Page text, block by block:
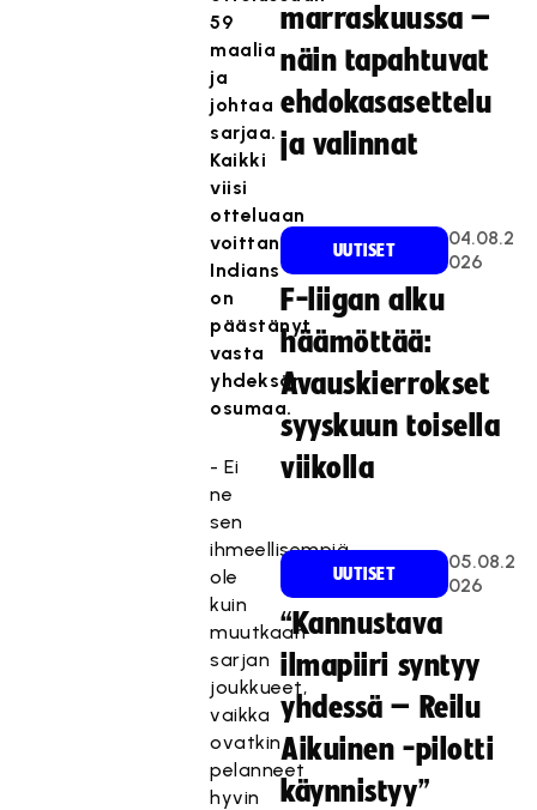
59
maalia
ja
johtaa
sarjaa.
Kaikki
viisi
otteluaan
voittanut
Indians
on
päästänyt
vasta
yhdeksän
osumaa.
- Ei
ne
sen
ihmeellisempiä
ole
kuin
muutkaan
sarjan
joukkueet,
vaikka
ovatkin
pelanneet
hyvin
marraskuussa –
näin tapahtuvat
ehdokasasettelu
ja valinnat
UUTISET
04.08.2
026
F-liigan alku
häämöttää:
Avauskierrokset
syyskuun toisella
viikolla
UUTISET
05.08.2
026
“Kannustava
ilmapiiri syntyy
yhdessä – Reilu
Aikuinen -pilotti
käynnistyy”